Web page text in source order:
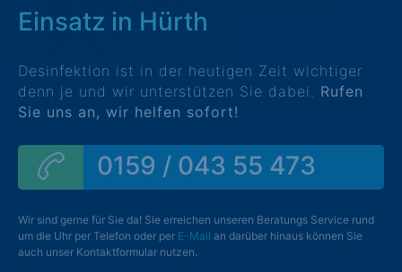
Einsatz in Hürth
Desinfektion ist in der heutigen Zeit wichtiger
denn je und wir unterstützen Sie dabei. Rufen
Sie uns an, wir helfen sofort!
0159 / 043 55 473
Wir sind gerne für Sie da! Sie erreichen unseren Beratungs Service rund
um die Uhr per Telefon oder per E-Mail an darüber hinaus können Sie
auch unser Kontaktformular nutzen.